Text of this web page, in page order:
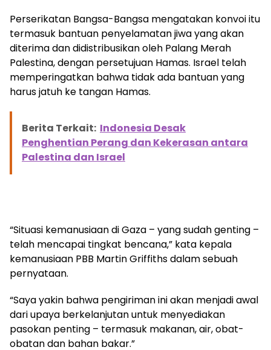
Perserikatan Bangsa-Bangsa mengatakan konvoi itu
termasuk bantuan penyelamatan jiwa yang akan
diterima dan didistribusikan oleh Palang Merah
Palestina, dengan persetujuan Hamas. Israel telah
memperingatkan bahwa tidak ada bantuan yang
harus jatuh ke tangan Hamas.
Berita Terkait: Indonesia Desak
Penghentian Perang dan Kekerasan antara
Palestina dan Israel
“Situasi kemanusiaan di Gaza – yang sudah genting –
telah mencapai tingkat bencana,” kata kepala
kemanusiaan PBB Martin Griffiths dalam sebuah
pernyataan.
“Saya yakin bahwa pengiriman ini akan menjadi awal
dari upaya berkelanjutan untuk menyediakan
pasokan penting – termasuk makanan, air, obat-
obatan dan bahan bakar.”